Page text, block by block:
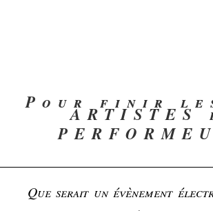
Pour finir les
ARTISTES
Que serait un évènement